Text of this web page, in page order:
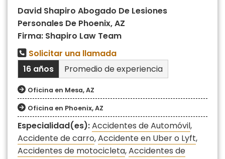
David Shapiro Abogado De Lesiones
Personales De Phoenix, AZ
Firma: Shapiro Law Team
Solicitar una llamada
16 años
Promedio de experiencia
Oficina en Mesa, AZ
Oficina en Phoenix, AZ
Especialidad(es):Accidentes de Automóvil,
Accidente de carro,Accidente en Uber o Lyft,
Accidentes de motocicleta,Accidentes de